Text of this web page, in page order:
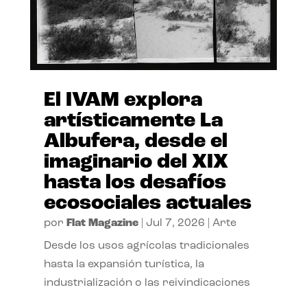
El IVAM explora
artísticamente La
Albufera, desde el
imaginario del XIX
hasta los desafíos
ecosociales actuales
por Flat Magazine| Jul 7, 2026 Arte
Desde los usos agrícolas tradicionales
hasta la expansión turística, la
industrialización o las reivindicaciones